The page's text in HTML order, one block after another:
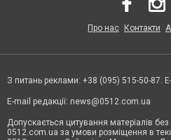
Про нас Контакти
З питань реклами: +38 (095) 515-50-87.
E-mail редакції: news@0512.com.ua
Допускається цитування матеріалів
0512.com.ua за умови розміщення в